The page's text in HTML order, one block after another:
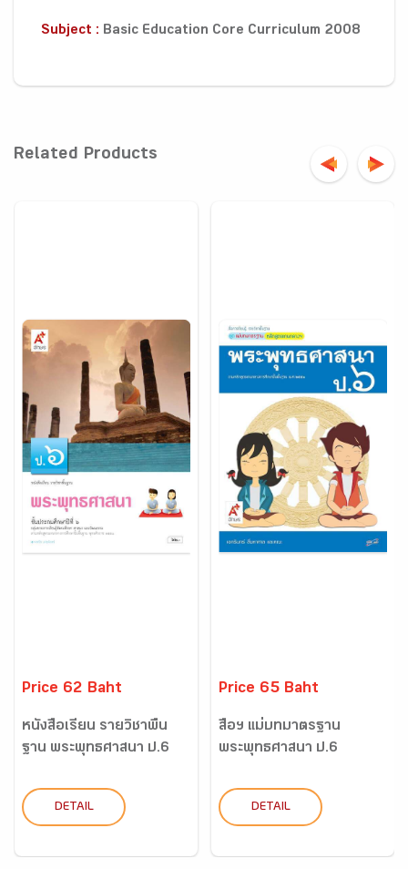
Subject : Basic Education Core Curriculum 2008
Related Products
Price 62 Baht
หนังสือเรียน รายวิชาพื้น
ฐาน พระพุทธศาสนา ป.6
DETAIL
Price 65 Baht
สื่อฯ แม่บทมาตรฐาน
พระพุทธศาสนา ป.6
DETAIL